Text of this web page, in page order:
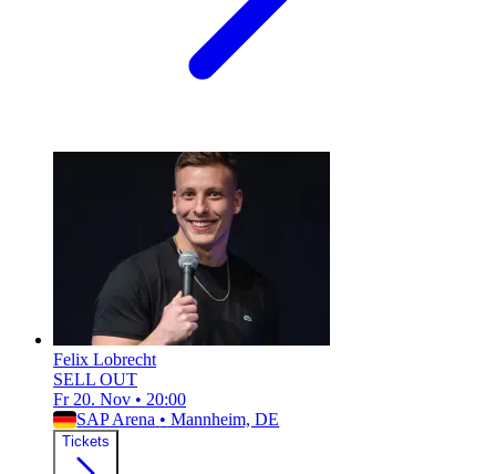
Felix Lobrecht
SELL OUT
Fr 20. Nov • 20:00
SAP Arena • Mannheim, DE
Tickets